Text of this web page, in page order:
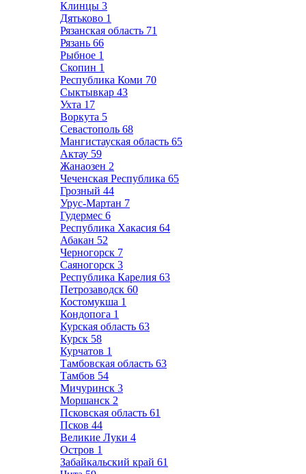
Клинцы 3
Дятьково 1
Рязанская область 71
Рязань 66
Рыбное 1
Скопин 1
Республика Коми 70
Сыктывкар 43
Ухта 17
Воркута 5
Севастополь 68
Мангистауская область 65
Актау 59
Жанаозен 2
Чеченская Республика 65
Грозный 44
Урус-Мартан 7
Гудермес 6
Республика Хакасия 64
Абакан 52
Черногорск 7
Саяногорск 3
Республика Карелия 63
Петрозаводск 60
Костомукша 1
Кондопога 1
Курская область 63
Курск 58
Курчатов 1
Тамбовская область 63
Тамбов 54
Мичуринск 3
Моршанск 2
Псковская область 61
Псков 44
Великие Луки 4
Остров 1
Забайкальский край 61